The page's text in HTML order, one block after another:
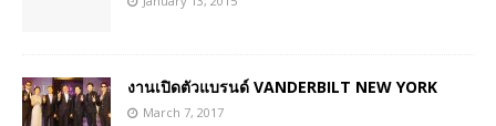
งานเปิดตัวแบรนด์ VANDERBILT NEW YORK
March 7, 2017